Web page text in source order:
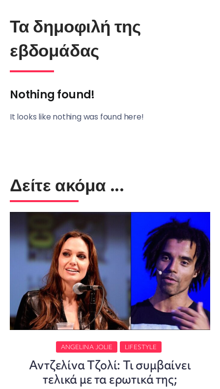
Τα δημοφιλή της
εβδομάδας
Nothing found!
It looks like nothing was found here!
Δείτε ακόμα ...
ANGELINA JOLIE LIFESTYLE
Αντζελίνα Τζολί: Τι συμβαίνει
τελικά με τα ερωτικά της;